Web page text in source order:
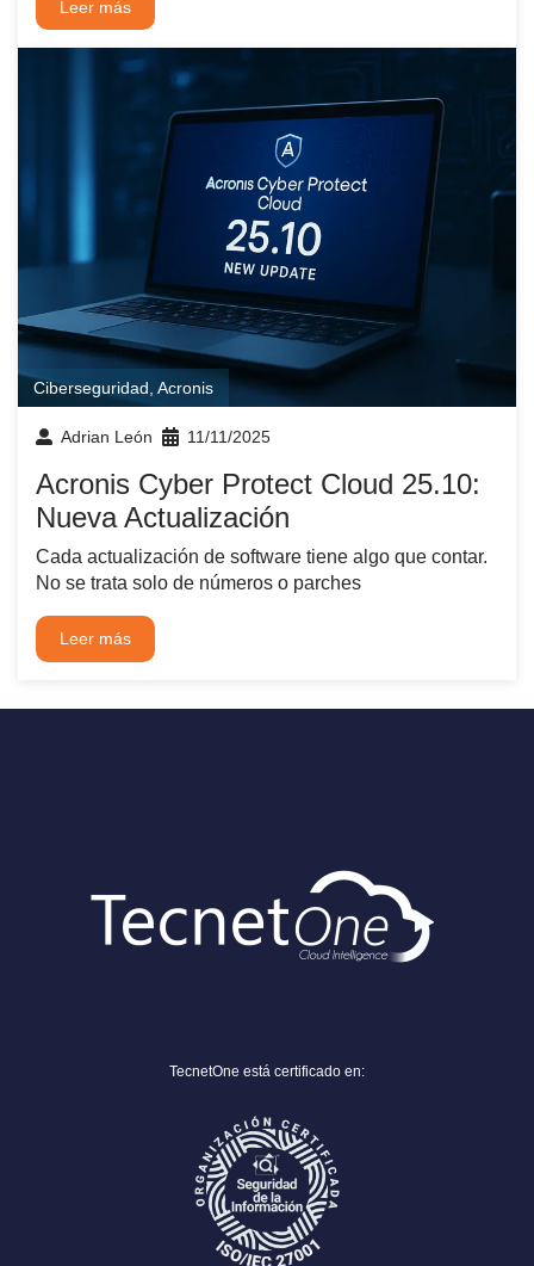
Leer más
Ciberseguridad, Acronis
Adrian León 11/11/2025
Acronis Cyber Protect Cloud 25.10:
Nueva Actualización
Cada actualización de software tiene algo que contar.
No se trata solo de números o parches
Leer más
TecnetOne está certificado en: